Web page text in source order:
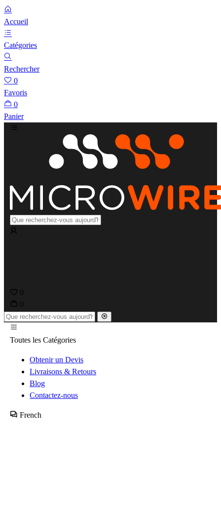
Accueil
Catégories
Rechercher
0
Favoris
0
Panier
0
0
Toutes les Catégories
Obtenir un Devis
Livraisons & Retours
Blog
Contactez-nous
French